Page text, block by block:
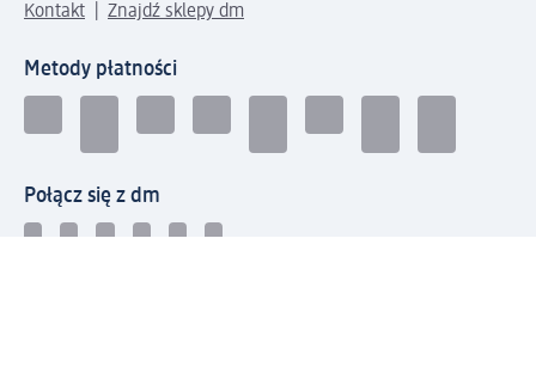
Kontakt
Znajdź sklepy dm
Metody płatności
Połącz się z dm